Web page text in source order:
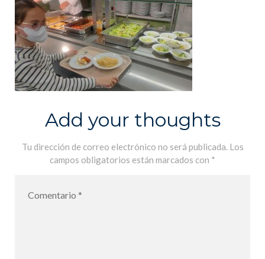
Add your thoughts
Tu dirección de correo electrónico no será publicada. Los
campos obligatorios están marcados con *